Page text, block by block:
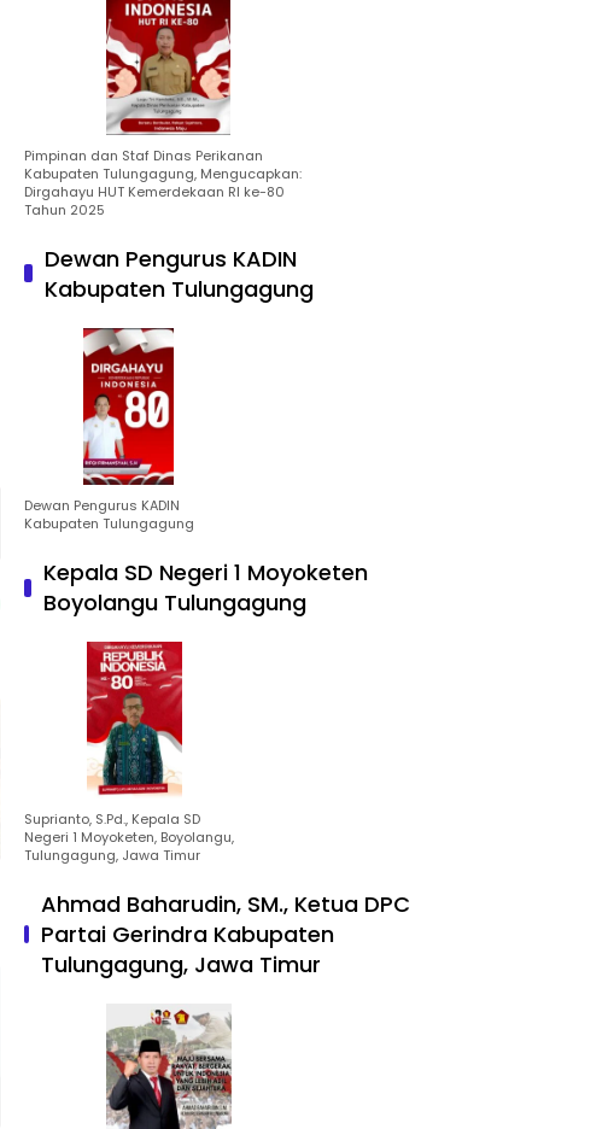
Pimpinan dan Staf Dinas Perikanan
Kabupaten Tulungagung, Mengucapkan:
Dirgahayu HUT Kemerdekaan RI ke-80
Tahun 2025
Dewan Pengurus KADIN
Kabupaten Tulungagung
Dewan Pengurus KADIN
Kabupaten Tulungagung
Kepala SD Negeri 1 Moyoketen
Boyolangu Tulungagung
Suprianto, S.Pd., Kepala SD
Negeri 1 Moyoketen, Boyolangu,
Tulungagung, Jawa Timur
Ahmad Baharudin, SM., Ketua DPC
Partai Gerindra Kabupaten
Tulungagung, Jawa Timur